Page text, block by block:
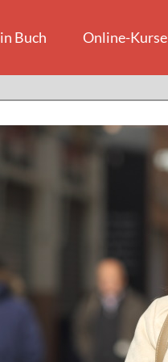
Buch Online-Kurse